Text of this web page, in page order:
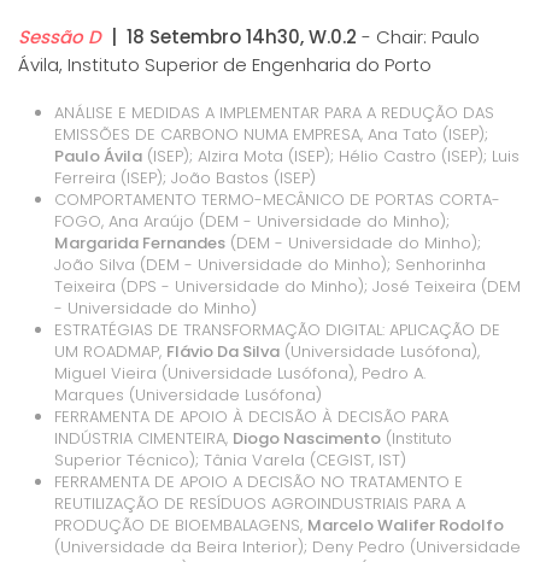
Sessão D | 18 Setembro 14h30, W.0.2 - Chair: Paulo
Ávila, Instituto Superior de Engenharia do Porto
ANÁLISE E MEDIDAS A IMPLEMENTAR PARA A REDUÇÃO DAS
EMISSÕES DE CARBONO NUMA EMPRESA, Ana Tato (ISEP);
Paulo Ávila (ISEP); Alzira Mota (ISEP); Hélio Castro (ISEP); Luis
Ferreira (ISEP); João Bastos (ISEP)
COMPORTAMENTO TERMO-MECÂNICO DE PORTAS CORTA-
FOGO, Ana Araújo (DEM - Universidade do Minho);
Margarida Fernandes (DEM - Universidade do Minho);
João Silva (DEM - Universidade do Minho); Senhorinha
Teixeira (DPS - Universidade do Minho); José Teixeira (DEM
- Universidade do Minho)
ESTRATÉGIAS DE TRANSFORMAÇÃO DIGITAL: APLICAÇÃO DE
UM ROADMAP, Flávio Da Silva (Universidade Lusófona),
Miguel Vieira (Universidade Lusófona), Pedro A.
Marques (Universidade Lusófona)
FERRAMENTA DE APOIO À DECISÃO À DECISÃO PARA
INDÚSTRIA CIMENTEIRA, Diogo Nascimento (Instituto
Superior Técnico); Tânia Varela (CEGIST, IST)
FERRAMENTA DE APOIO A DECISÃO NO TRATAMENTO E
REUTILIZAÇÃO DE RESÍDUOS AGROINDUSTRIAIS PARA A
PRODUÇÃO DE BIOEMBALAGENS, Marcelo Walifer Rodolfo
(Universidade da Beira Interior); Deny Pedro (Universidade